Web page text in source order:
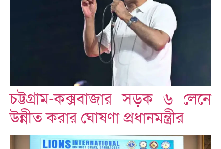
চট্টগ্রাম-কক্সবাজার সড়ক ৬ লেনে
উন্নীত করার ঘোষণা প্রধানমন্ত্রীর